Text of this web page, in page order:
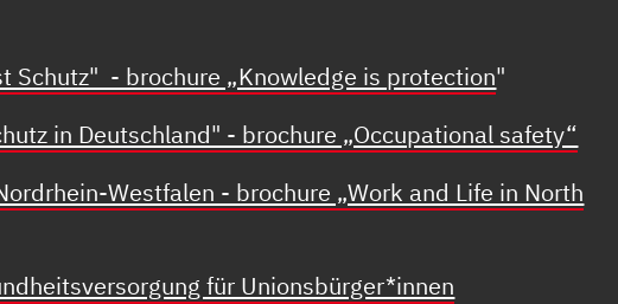
Schutz" - brochure „Knowledge is protection"
in Deutschland" - brochure „Occupational safety“
Westfalen - brochure „Work and Life in North
für Unionsbürger*innen